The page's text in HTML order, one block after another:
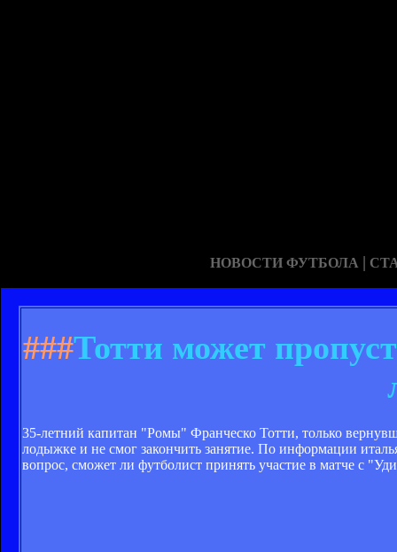
НОВОСТИ ФУТБОЛА |
###Тотти может
35-летний капитан "Ромы" Франческо Тотти, только
лодыжке и не смог закончить занятие. По информации
вопрос, сможет ли футболист принять участие в матче с